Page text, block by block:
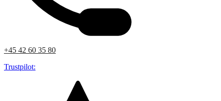
+45 42 60 35 80
Trustpilot: